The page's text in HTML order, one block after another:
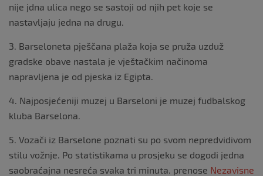
nije jdna ulica nego se sastoji od njih pet koje se
nastavljaju jedna na drugu.
3. Barseloneta pješčana plaža koja se pruža uzduž
gradske obave nastala je vještačkim načinoma
napravljena je od pjeska iz Egipta.
4. Najposjećeniji muzej u Barseloni je muzej fudbalskog
kluba Barselona.
5. Vozači iz Barselone poznati su po svom nepredvidivom
stilu vožnje. Po statistikama u prosjeku se dogodi jedna
saobraćajna nesreća svaka tri minuta. prenose Nezavisne